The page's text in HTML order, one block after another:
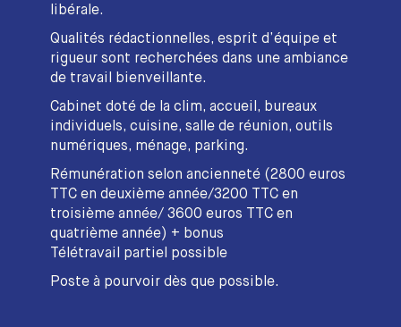
libérale.
Qualités rédactionnelles, esprit d’équipe et
rigueur sont recherchées dans une ambiance
de travail bienveillante.
Cabinet doté de la clim, accueil, bureaux
individuels, cuisine, salle de réunion, outils
numériques, ménage, parking.
Rémunération selon ancienneté (2800 euros
TTC en deuxième année/3200 TTC en
troisième année/ 3600 euros TTC en
quatrième année) + bonus
Télétravail partiel possible
Poste à pourvoir dès que possible.